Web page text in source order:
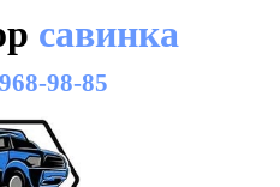
савинка
98-85